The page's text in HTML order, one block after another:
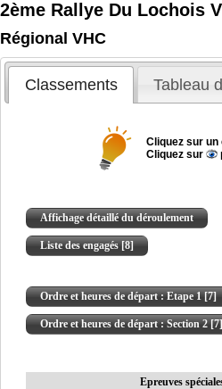
2ème Rallye Du Lochois
Régional VHC
Classements Tableau
Cliquez sur
Cliquez sur
Affichage détaillé du déroulement
Liste des engagés [8]
Ordre et heures de départ : Etape 1 [7]
Ordre et heures de départ : Section 2
Epreuves